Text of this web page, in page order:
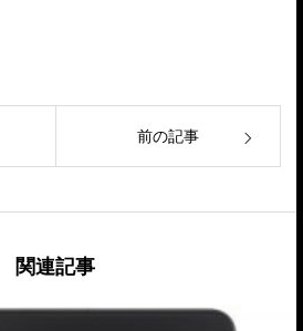
前の記事
関連記事